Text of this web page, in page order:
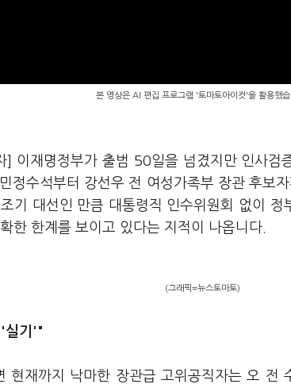
본 영상은 AI 편집 프로그램 '토마토아이컷'을 활용했습
] 이재명정부가 출범 50일을 넘겼지만 인사
정수석부터 강선우 전 여성가족부 장관 후보
기 대선인 만큼 대통령직 인수위원회 없이
한 한계를 보이고 있다는 지적이 나옵니다.
(그래픽=뉴스토마토)
'실기'"
현재까지 낙마한 장관급 고위공직자는 오 전